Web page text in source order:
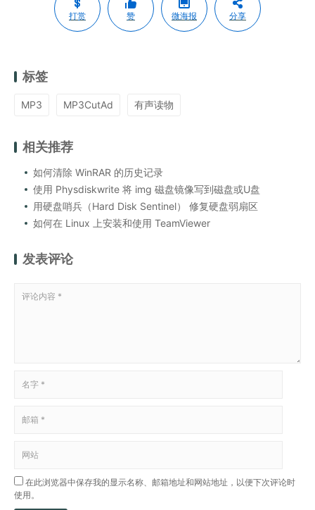
打赏 赞 微海报 分享
标签
MP3 MP3CutAd 有声读物
相关推荐
如何清除 WinRAR 的历史记录
使用 Physdiskwrite 将 img 磁盘镜像写到磁盘或U盘
用硬盘哨兵（Hard Disk Sentinel） 修复硬盘弱扇区
如何在 Linux 上安装和使用 TeamViewer
发表评论
在此浏览器中保存我的显示名称、邮箱地址和网站地址，以便下次评论时
使用。